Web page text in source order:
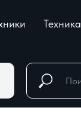
Техника